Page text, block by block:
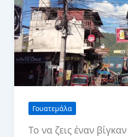
Γουατεμάλα
Το να ζεις έναν